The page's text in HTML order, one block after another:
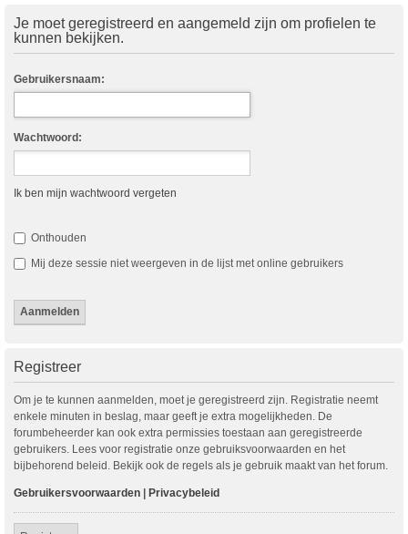
Je moet geregistreerd en aangemeld zijn om profielen te
kunnen bekijken.
Gebruikersnaam:
Wachtwoord:
Ik ben mijn wachtwoord vergeten
Onthouden
Mij deze sessie niet weergeven in de lijst met online gebruikers
Registreer
Om je te kunnen aanmelden, moet je geregistreerd zijn. Registratie neemt
enkele minuten in beslag, maar geeft je extra mogelijkheden. De
forumbeheerder kan ook extra permissies toestaan aan geregistreerde
gebruikers. Lees voor registratie onze gebruiksvoorwaarden en het
bijbehorend beleid. Bekijk ook de regels als je gebruik maakt van het forum.
Gebruikersvoorwaarden | Privacybeleid